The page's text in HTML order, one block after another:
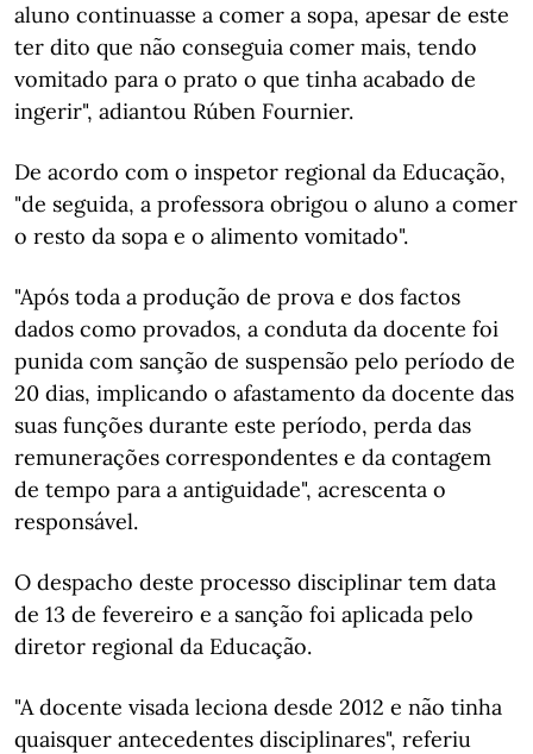
aluno continuasse a comer a sopa, apesar de este
ter dito que não conseguia comer mais, tendo
vomitado para o prato o que tinha acabado de
ingerir", adiantou Rúben Fournier.
De acordo com o inspetor regional da Educação,
"de seguida, a professora obrigou o aluno a comer
o resto da sopa e o alimento vomitado".
"Após toda a produção de prova e dos factos
dados como provados, a conduta da docente foi
punida com sanção de suspensão pelo período de
20 dias, implicando o afastamento da docente das
suas funções durante este período, perda das
remunerações correspondentes e da contagem
de tempo para a antiguidade", acrescenta o
responsável.
O despacho deste processo disciplinar tem data
de 13 de fevereiro e a sanção foi aplicada pelo
diretor regional da Educação.
"A docente visada leciona desde 2012 e não tinha
quaisquer antecedentes disciplinares", referiu